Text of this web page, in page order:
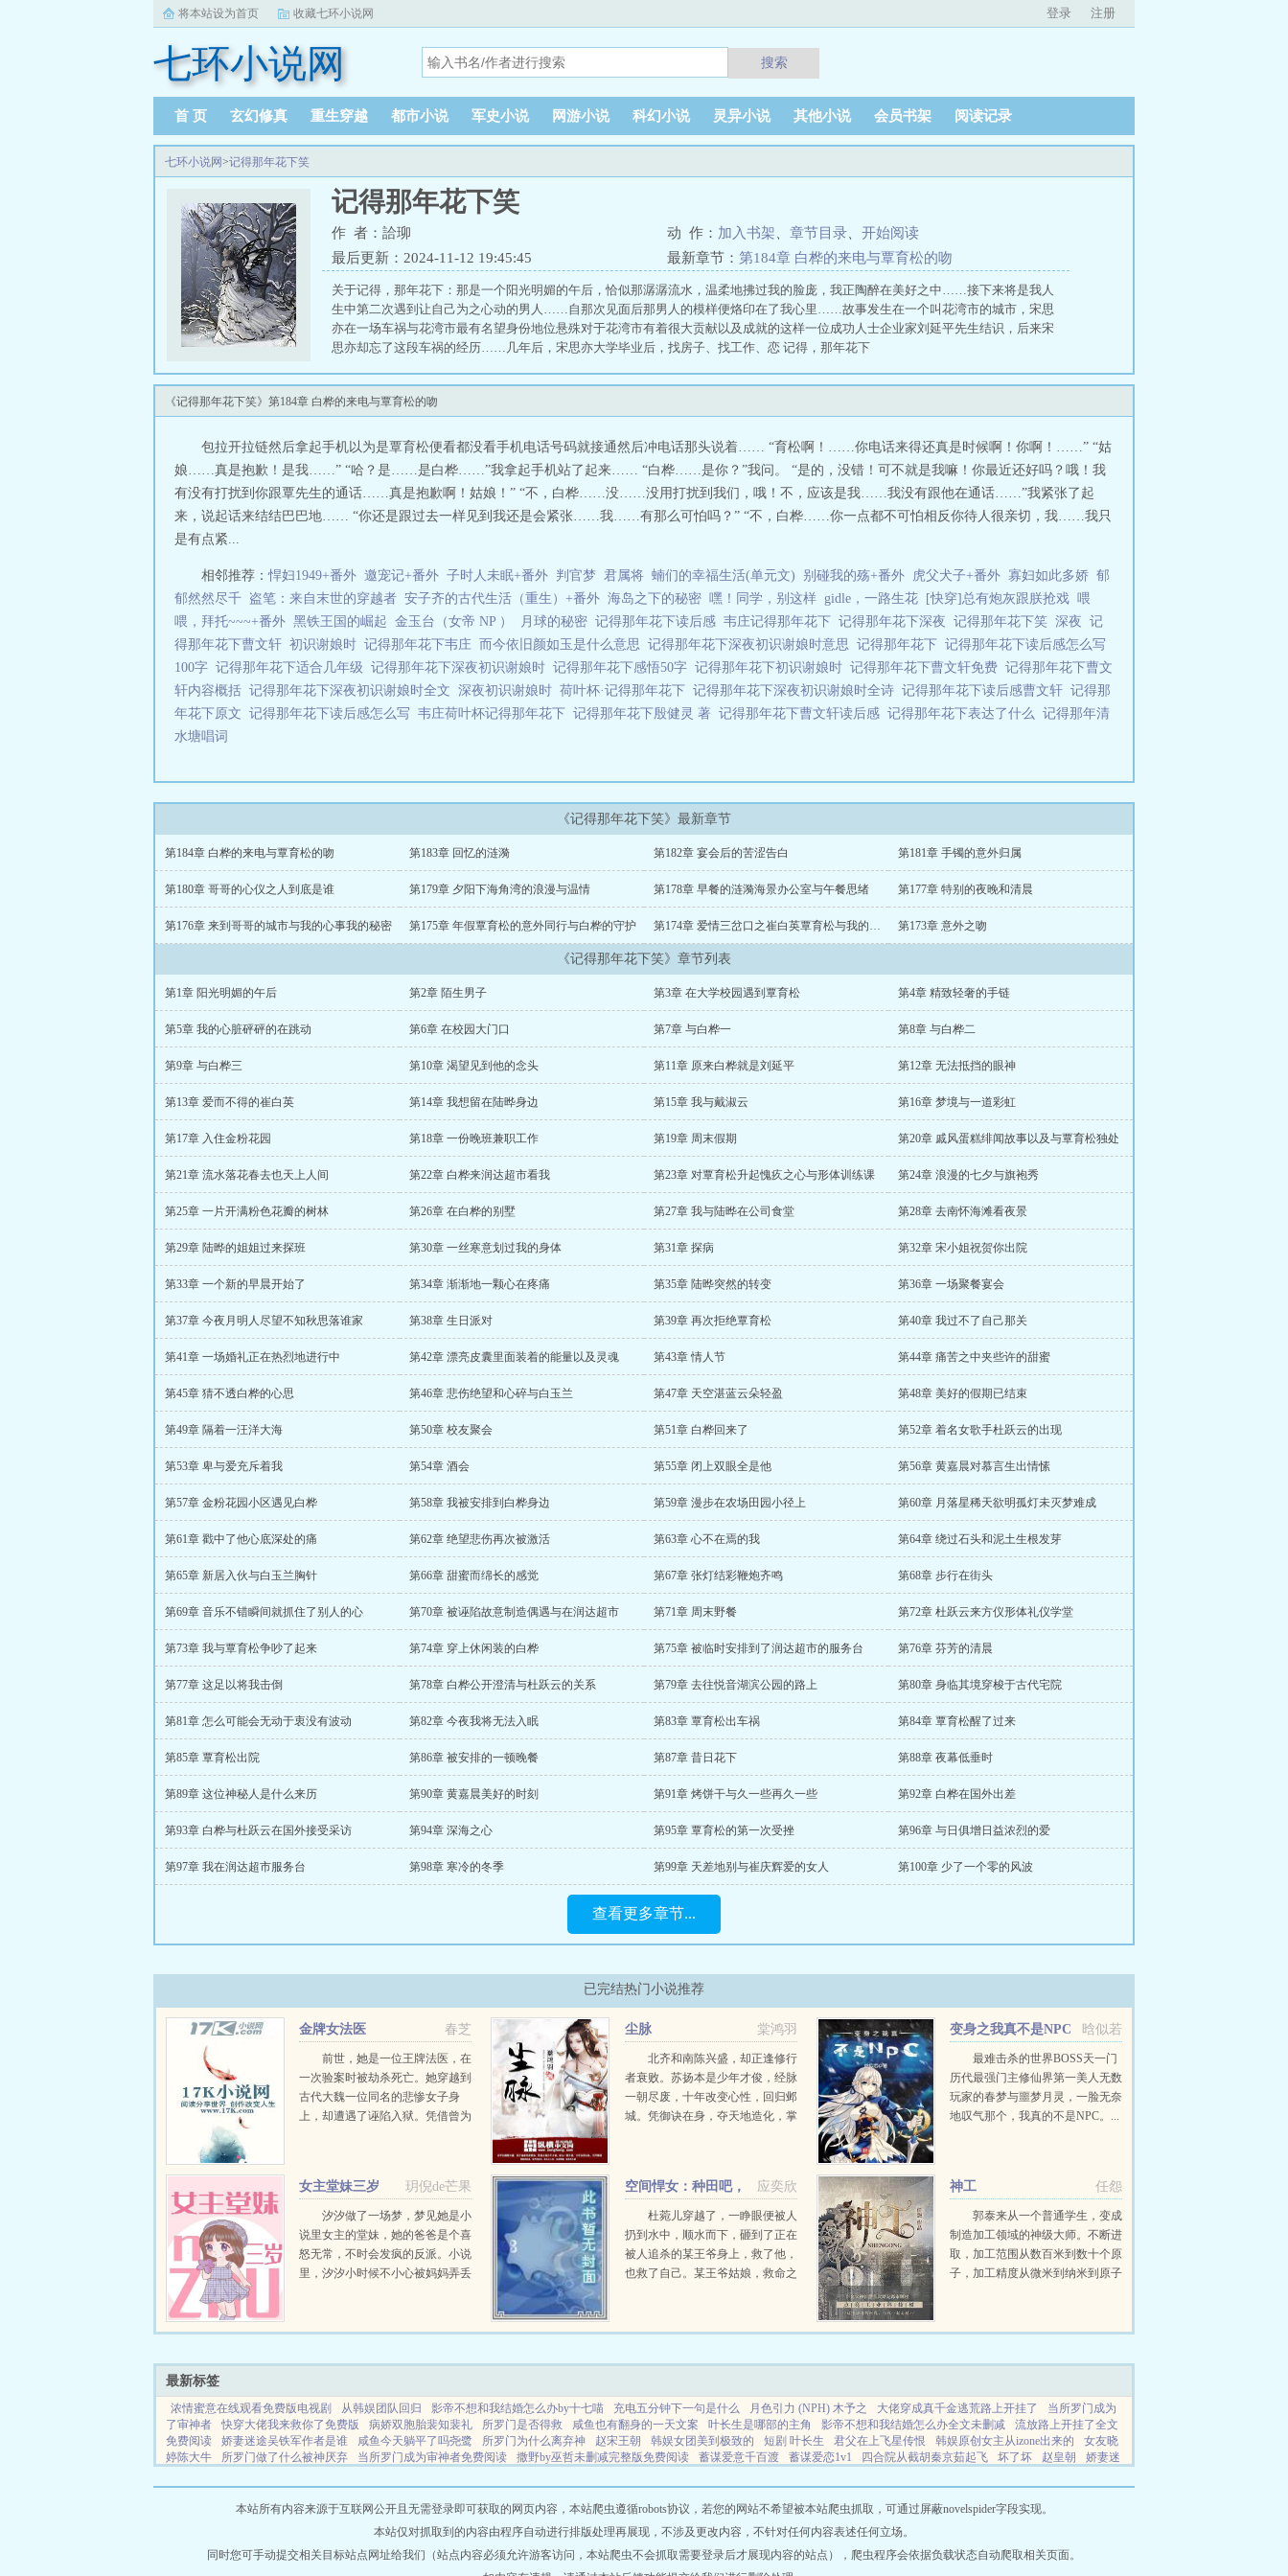
将本站设为首页 收藏七环小说网 登录 注册
七环小说网 搜索
首 页 玄幻修真 重生穿越 都市小说 军史小说 网游小说 科幻小说 灵异小说 其他小说 会员书架 阅读记录
七环小说网>记得那年花下笑
记得那年花下笑
作 者：詥珋 动 作： 加入书架 章节目录
开始阅读
最后更新：2024-11-12 19:45:45
最新章节： 第184章 白桦的来电与覃育松的吻
关于记得，那年花下：那是一个阳光明媚的午后，恰似那潺潺流水，温柔地拂过我的脸庞，我正陶醉在美好之中……接下来将是我人
生中第二次遇到让自己为之心动的男人……自那次见面后那男人的模样便烙印在了我心里……故事发生在一个叫花湾市的城市，宋思
亦在一场车祸与花湾市最有名望身份地位悬殊对于花湾市有着很大贡献以及成就的这样一位成功人士企业家刘延平先生结识，后来宋
思亦却忘了这段车祸的经历……几年后，宋思亦大学毕业后，找房子、找工作、恋 记得，那年花下
《记得那年花下笑》第184章 白桦的来电与覃育松的吻
包拉开拉链然后拿起手机以为是覃育松便看都没看手机电话号码就接通然后冲电话那头说着…… “育松啊！……你电话来得还真是时候啊！你啊！……” “姑
娘……真是抱歉！是我……” “哈？是……是白桦……”我拿起手机站了起来…… “白桦……是你？”我问。 “是的，没错！可不就是我嘛！你最近还好吗？哦！我
有没有打扰到你跟覃先生的通话……真是抱歉啊！姑娘！” “不，白桦……没……没用打扰到我们，哦！不，应该是我……我没有跟他在通话……”我紧张了起
来，说起话来结结巴巴地…… “你还是跟过去一样见到我还是会紧张……我……有那么可怕吗？” “不，白桦……你一点都不可怕相反你待人很亲切，我……我只
是有点紧...
相邻推荐：悍妇1949+番外 邀宠记+番外 子时人未眠+番外 判官梦 君属将 蝻们的幸福生活(单元文) 别碰我的殇+番外 虎父犬子+番外 寡妇如此多娇 郁
郁然然尽千 盗笔：来自末世的穿越者 安子齐的古代生活（重生）+番外 海岛之下的秘密 嘿！同学，别这样 gidle，一路生花 [快穿]总有炮灰跟朕抢戏 喂
喂，拜托~~~+番外 黑铁王国的崛起 金玉台（女帝 NP ） 月球的秘密 记得那年花下读后感 韦庄记得那年花下 记得那年花下深夜 记得那年花下笑 深夜 记
得那年花下曹文轩 初识谢娘时 记得那年花下韦庄 而今依旧颜如玉是什么意思 记得那年花下深夜初识谢娘时意思 记得那年花下 记得那年花下读后感怎么写
100字 记得那年花下适合几年级 记得那年花下深夜初识谢娘时 记得那年花下感悟50字 记得那年花下初识谢娘时 记得那年花下曹文轩免费 记得那年花下曹文
轩内容概括 记得那年花下深夜初识谢娘时全文 深夜初识谢娘时 荷叶杯·记得那年花下 记得那年花下深夜初识谢娘时全诗 记得那年花下读后感曹文轩 记得那
年花下原文 记得那年花下读后感怎么写 韦庄荷叶杯记得那年花下 记得那年花下殷健灵 著 记得那年花下曹文轩读后感 记得那年花下表达了什么 记得那年清
水塘唱词
《记得那年花下笑》最新章节
第184章 白桦的来电与覃育松的吻 第183章 回忆的涟漪 第182章 宴会后的苦涩告白 第181章 手镯的意外归属
第180章 哥哥的心仪之人到底是谁 第179章 夕阳下海角湾的浪漫与温情 第178章 早餐的涟漪海景办公室与午餐思绪 第177章 特别的夜晚和清晨
第176章 来到哥哥的城市与我的心事我的秘密 第175章 年假覃育松的意外同行与白桦的守护 第174章 爱情三岔口之崔白英覃育松与我的情感乱局 第173章 意外之吻
《记得那年花下笑》章节列表
第1章 阳光明媚的午后 第2章 陌生男子 第3章 在大学校园遇到覃育松 第4章 精致轻奢的手链
第5章 我的心脏砰砰的在跳动 第6章 在校园大门口 第7章 与白桦一 第8章 与白桦二
第9章 与白桦三 第10章 渴望见到他的念头 第11章 原来白桦就是刘延平 第12章 无法抵挡的眼神
第13章 爱而不得的崔白英 第14章 我想留在陆晔身边 第15章 我与戴淑云 第16章 梦境与一道彩虹
第17章 入住金粉花园 第18章 一份晚班兼职工作 第19章 周末假期 第20章 戚风蛋糕绯闻故事以及与覃育松独处
第21章 流水落花春去也天上人间 第22章 白桦来润达超市看我 第23章 对覃育松升起愧疚之心与形体训练课 第24章 浪漫的七夕与旗袍秀
第25章 一片开满粉色花瓣的树林 第26章 在白桦的别墅 第27章 我与陆晔在公司食堂 第28章 去南怀海滩看夜景
第29章 陆晔的姐姐过来探班 第30章 一丝寒意划过我的身体 第31章 探病 第32章 宋小姐祝贺你出院
第33章 一个新的早晨开始了 第34章 渐渐地一颗心在疼痛 第35章 陆晔突然的转变 第36章 一场聚餐宴会
第37章 今夜月明人尽望不知秋思落谁家 第38章 生日派对 第39章 再次拒绝覃育松 第40章 我过不了自己那关
第41章 一场婚礼正在热烈地进行中 第42章 漂亮皮囊里面装着的能量以及灵魂 第43章 情人节 第44章 痛苦之中夹些许的甜蜜
第45章 猜不透白桦的心思 第46章 悲伤绝望和心碎与白玉兰 第47章 天空湛蓝云朵轻盈 第48章 美好的假期已结束
第49章 隔着一汪洋大海 第50章 校友聚会 第51章 白桦回来了 第52章 着名女歌手杜跃云的出现
第53章 卑与爱充斥着我 第54章 酒会 第55章 闭上双眼全是他 第56章 黄嘉晨对慕言生出情愫
第57章 金粉花园小区遇见白桦 第58章 我被安排到白桦身边 第59章 漫步在农场田园小径上 第60章 月落星稀天欲明孤灯未灭梦难成
第61章 戳中了他心底深处的痛 第62章 绝望悲伤再次被激活 第63章 心不在焉的我 第64章 绕过石头和泥土生根发芽
第65章 新居入伙与白玉兰胸针 第66章 甜蜜而绵长的感觉 第67章 张灯结彩鞭炮齐鸣 第68章 步行在街头
第69章 音乐不错瞬间就抓住了别人的心 第70章 被诬陷故意制造偶遇与在润达超市 第71章 周末野餐 第72章 杜跃云来方仪形体礼仪学堂
第73章 我与覃育松争吵了起来 第74章 穿上休闲装的白桦 第75章 被临时安排到了润达超市的服务台 第76章 芬芳的清晨
第77章 这足以将我击倒 第78章 白桦公开澄清与杜跃云的关系 第79章 去往悦音湖滨公园的路上 第80章 身临其境穿梭于古代宅院
第81章 怎么可能会无动于衷没有波动 第82章 今夜我将无法入眠 第83章 覃育松出车祸 第84章 覃育松醒了过来
第85章 覃育松出院 第86章 被安排的一顿晚餐 第87章 昔日花下 第88章 夜幕低垂时
第89章 这位神秘人是什么来历 第90章 黄嘉晨美好的时刻 第91章 烤饼干与久一些再久一些 第92章 白桦在国外出差
第93章 白桦与杜跃云在国外接受采访 第94章 深海之心 第95章 覃育松的第一次受挫 第96章 与日俱增日益浓烈的爱
第97章 我在润达超市服务台 第98章 寒冷的冬季 第99章 天差地别与崔庆辉爱的女人 第100章 少了一个零的风波
查看更多章节...
已完结热门小说推荐
春芝
金牌女法医
前世，她是一位王牌法医，在
一次验案时被劫杀死亡。她穿越到
古代大魏一位同名的悲惨女子身
上，却遭遇了诬陷入狱。凭借曾为
个不可告人的阴谋...
棠鸿羽
尘脉
北齐和南陈兴盛，却正逢修行
者衰败。苏扬本是少年才俊，经脉
一朝尽废，十年改变心性，回归邺
城。凭御诀在身，夺天地造化，掌
晗似若
变身之我真不是NPC
最难击杀的世界BOSS天一门
历代最强门主修仙界第一美人无数
玩家的春梦与噩梦月灵，一脸无奈
地叹气那个，我真的不是NPC。...
玥倪de芒果
女主堂妹三岁
汐汐做了一场梦，梦见她是小
说里女主的堂妹，她的爸爸是个喜
怒无常，不时会发疯的反派。小说
里，汐汐小时候不小心被妈妈弄丢
聪明的弟弟。因为讨厌女主...
应奕欣
空间悍女：种田吧，
王爷！杜菀儿穿越了，一睁眼便被人
扔到水中，顺水而下，砸到了正在
被人追杀的某王爷身上，救了他，
也救了自己。某王爷姑娘，救命之
本王也可以种田的，很会种的。杜
任怨
神工
郭泰来从一个普通学生，变成
制造加工领域的神级大师。不断进
取，加工范围从数百米到数十个原
子，加工精度从微米到纳米到原子
看不上的技术，大部分成员国都得
最新标签
浓情蜜意在线观看免费版电视剧 从韩娱团队回归 影帝不想和我结婚怎么办by十七喵 充电五分钟下一句是什么 月色引力 (NPH) 木予之 大佬穿成真千金逃荒路上开挂了
当所罗门成为
了审神者
快穿大佬我来救你了免费版 病娇双胞胎裴知裴礼 所罗门是否得救 咸鱼也有翻身的一天文案 叶长生是哪部的主角 影帝不想和我结婚怎么办全文未删减
流放路上开挂了全文
免费阅读
娇妻迷途吴铁军作者是谁 咸鱼今天躺平了吗尧鹭 所罗门为什么离弃神 赵宋王朝 韩娱女团美到极致的 短剧 叶长生 君父在上飞星传恨 韩娱原创女主从izone出来的
女友晓
婷陈大牛
所罗门做了什么被神厌弃 当所罗门成为审神者免费阅读 撒野by巫哲未删减完整版免费阅读 蓄谋爱意千百渡 蓄谋爱恋1v1 四合院从截胡秦京茹起飞 坏了坏 赵皇朝
娇妻迷
一支富贵竹百度
娇妻迷途吴铁军最后牺牲了吗 为啥离开好莱坞养鸡去 边城崛起秦天 病娇公子太腹黑裴湛 蓝色的天空是怎么形成的 坏了怀了讲的什么 赵王后
晓婷的农村大汉免费
韩娱从成为女团经纪人开始 说神棍不好当txt 这个o又甜又碟 网站地图
本站所有内容来源于互联网公开且无需登录即可获取的网页内容，本站爬虫遵循robots协议，若您的网站不希望被本站爬虫抓取，可通过屏蔽novelspider字段实现。
本站仅对抓取到的内容由程序自动进行排版处理再展现，不涉及更改内容，不针对任何内容表述任何立场。
同时您可手动提交相关目标站点网址给我们（站点内容必须允许游客访问，本站爬虫不会抓取需要登录后才展现内容的站点），爬虫程序会依据负载状态自动爬取相关页面。